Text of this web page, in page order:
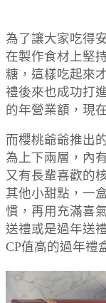
為了讓大家吃得
在製作食材上堅
糖，這樣吃起來
禮後來也成功打
的年營業額，現
而櫻桃爺爺推出
為上下兩層，內
又有長輩喜歡的
其他小甜點，一
慣，再用充滿喜
送禮或是過年送
CP值高的過年禮